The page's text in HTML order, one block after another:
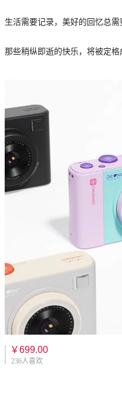
生活需要记录，美好的回忆总需
那些稍纵即逝的快乐，将被定格
￥699.00
236人喜欢